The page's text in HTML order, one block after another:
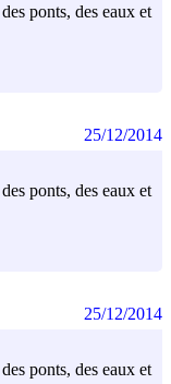
ponts, des eaux et
ponts, des eaux et
25/12/2014
ponts, des eaux et
25/12/2014